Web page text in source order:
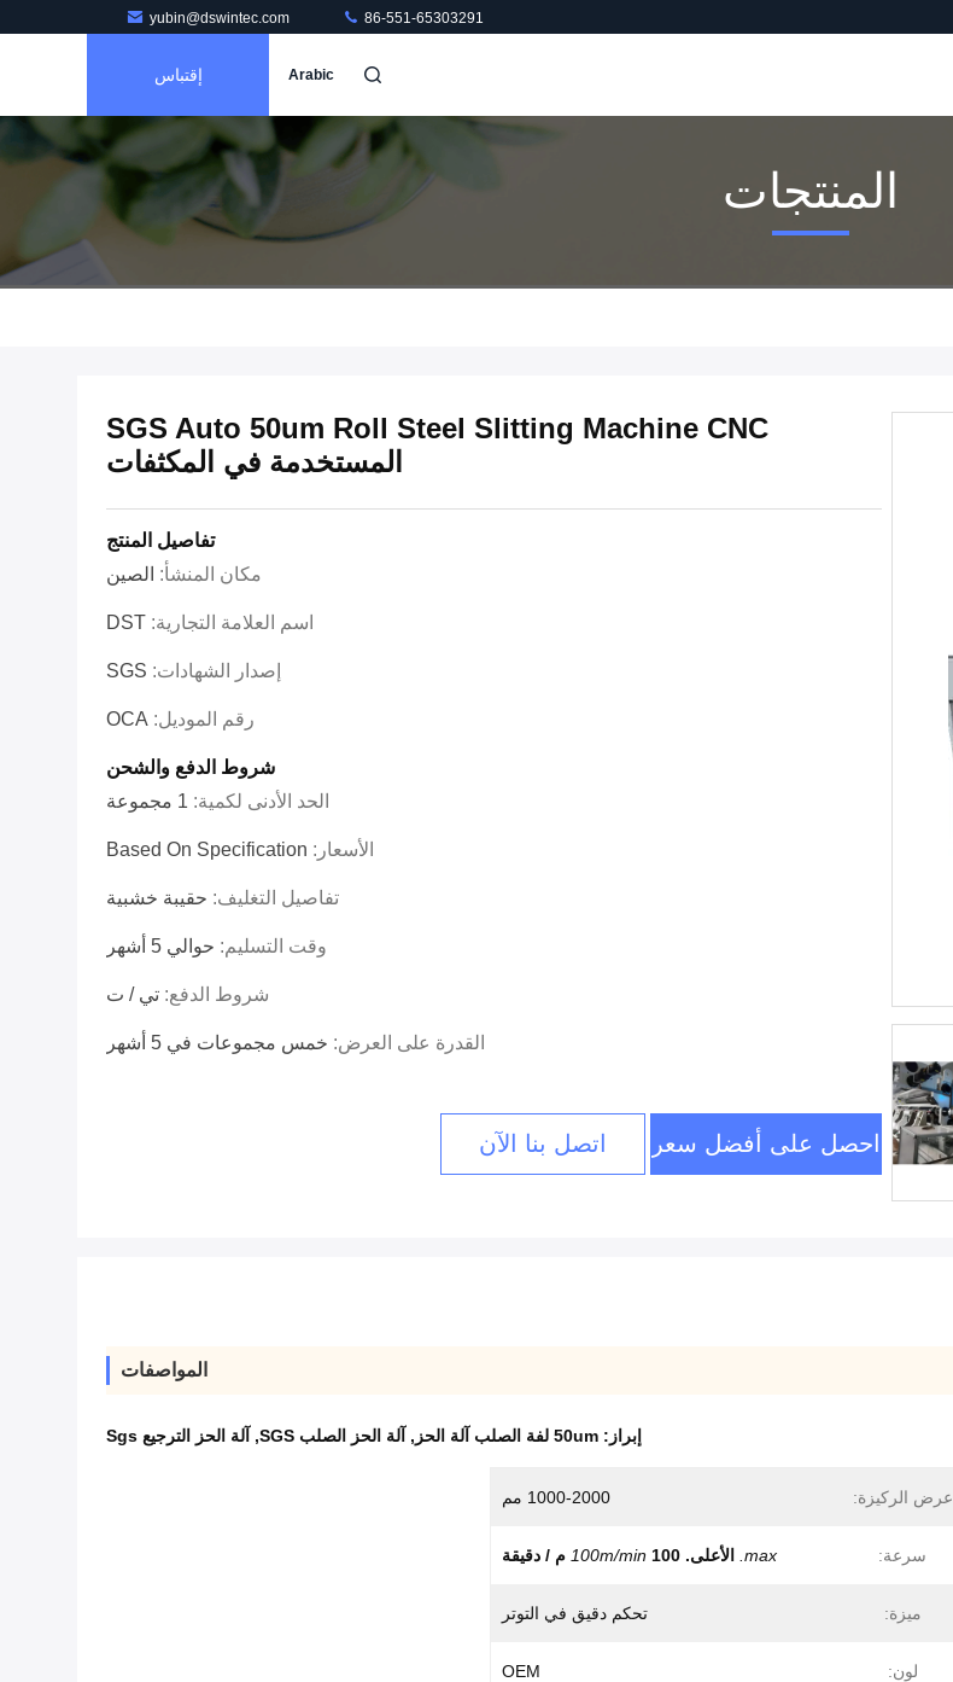
yubin@dswintec.com 86-551-65303291
Arabic إقتباس
المنتجات
SGS Auto 50um Roll Steel Slitting Machine CNC
المستخدمة في المكثفات
تفاصيل المنتج
مكان المنشأ: الصين
اسم العلامة التجارية: DST
إصدار الشهادات: SGS
رقم الموديل: OCA
شروط الدفع والشحن
الحد الأدنى لكمية: 1 مجموعة
الأسعار: Based On Specification
تفاصيل التغليف: حقيبة خشبية
وقت التسليم: حوالي 5 أشهر
شروط الدفع: تي / ت
القدرة على العرض: خمس مجموعات في 5 أشهر
احصل على أفضل سعر اتصل بنا الآن
المواصفات
إبراز: 50um لفة الصلب آلة الحز , آلة الحز الصلب SGS , آلة الحز الترجيع Sgs
عرض الركيزة: 1000-2000 مم
سرعة: max. الأعلى. 100m/min 100 م / دقيقة
ميزة: تحكم دقيق في التوتر
لون: OEM